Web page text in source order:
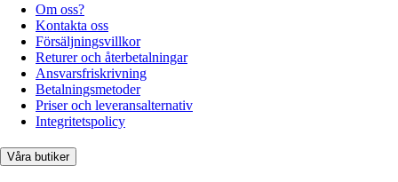
Om oss?
Kontakta oss
Försäljningsvillkor
Returer och återbetalningar
Ansvarsfriskrivning
Betalningsmetoder
Priser och leveransalternativ
Integritetspolicy
Våra butiker